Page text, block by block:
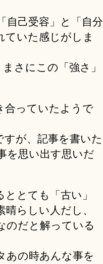
自己受容」と「自分
ていた感じがしま
さにこの「強さ」
合っていたようで
が、記事を書いた
を思い出す思いだ
とても「古い」
らしい人だし、
のだと解っている
あの時あんな事を